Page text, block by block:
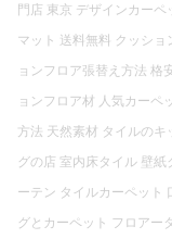
門店 東京 デザインカー
マット 送料無料 クッシ
ョンフロア張替え方法 格
ョンフロア材 人気カーペ
方法 天然素材 タイルの
グの店 室内床タイル 壁
ーテン タイルカーペット
グとカーペット フロアー